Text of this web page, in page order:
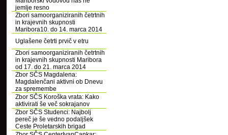
jemlje resno
Zbori samoorganiziranih četrtnih
in krajevnih skupnosti
Maribora10. do 14. marca 2014
Uglašene četrti prvič v etru
Zbori samoorganiziranih četrtnih
in krajevnih skupnosti Maribora
od 17. do 21. marca 2014
Zbor SČS Magdalena:
Magdalenčani aktivni ob Dnevu
za spremembe
Zbor SČS Koroška vrata: Kako
aktivirati še več sokrajanov
Zbor SČS Studenci: Najbolj
pereč je še vedno podaljšek
Ceste Proletarskih brigad